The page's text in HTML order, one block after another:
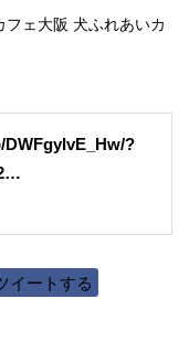
ェ大阪 犬ふれあいカ
?